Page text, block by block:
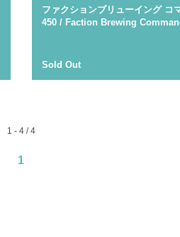
ファクションブリューイング コ
450 / Faction Brewing
Sold Out
1 - 4 / 4
1